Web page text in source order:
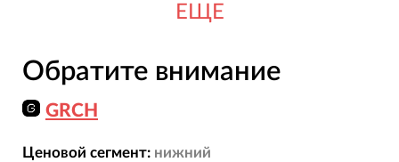
ЕЩЕ
Обратите внимание
GRCH
Ценовой сегмент: нижний